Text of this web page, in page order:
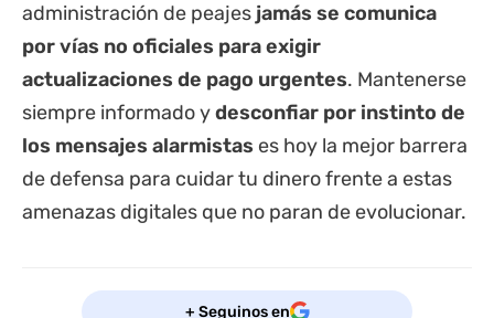
administración de peajes jamás se comunica
por vías no oficiales para exigir
actualizaciones de pago urgentes. Mantenerse
siempre informado ydesconfiar por instinto de
los mensajes alarmistas es hoy la mejor barrera
de defensa para cuidar tu dinero frente a estas
amenazas digitales que no paran de evolucionar.
+ Seguinos en